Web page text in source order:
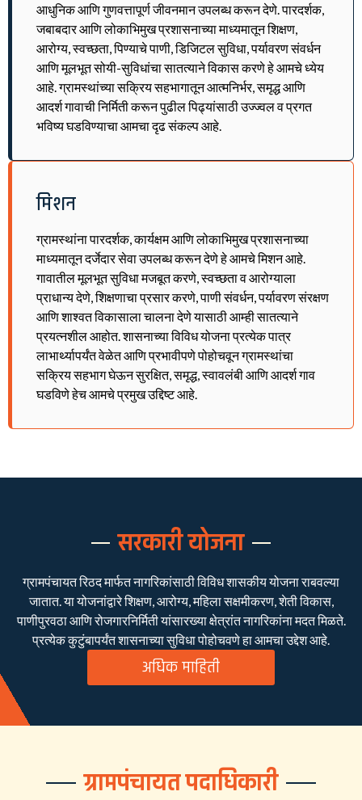
आधुनिक आणि गुणवत्तापूर्ण जीवनमान उपलब्ध करून देणे. पारदर्शक,
जबाबदार आणि लोकाभिमुख प्रशासनाच्या माध्यमातून शिक्षण,
आरोग्य, स्वच्छता, पिण्याचे पाणी, डिजिटल सुविधा, पर्यावरण संवर्धन
आणि मूलभूत सोयी-सुविधांचा सातत्याने विकास करणे हे आमचे ध्येय
आहे. ग्रामस्थांच्या सक्रिय सहभागातून आत्मनिर्भर, समृद्ध आणि
आदर्श गावाची निर्मिती करून पुढील पिढ्यांसाठी उज्ज्वल व प्रगत
भविष्य घडविण्याचा आमचा दृढ संकल्प आहे.
मिशन
ग्रामस्थांना पारदर्शक, कार्यक्षम आणि लोकाभिमुख प्रशासनाच्या
माध्यमातून दर्जेदार सेवा उपलब्ध करून देणे हे आमचे मिशन आहे.
गावातील मूलभूत सुविधा मजबूत करणे, स्वच्छता व आरोग्याला
प्राधान्य देणे, शिक्षणाचा प्रसार करणे, पाणी संवर्धन, पर्यावरण संरक्षण
आणि शाश्वत विकासाला चालना देणे यासाठी आम्ही सातत्याने
प्रयत्नशील आहोत. शासनाच्या विविध योजना प्रत्येक पात्र
लाभार्थ्यापर्यंत वेळेत आणि प्रभावीपणे पोहोचवून ग्रामस्थांचा
सक्रिय सहभाग घेऊन सुरक्षित, समृद्ध, स्वावलंबी आणि आदर्श गाव
घडविणे हेच आमचे प्रमुख उद्दिष्ट आहे.
सरकारी योजना
ग्रामपंचायत रिठद मार्फत नागरिकांसाठी विविध शासकीय योजना राबवल्या
जातात. या योजनांद्वारे शिक्षण, आरोग्य, महिला सक्षमीकरण, शेती विकास,
पाणीपुरवठा आणि रोजगारनिर्मिती यांसारख्या क्षेत्रांत नागरिकांना मदत मिळते.
प्रत्येक कुटुंबापर्यंत शासनाच्या सुविधा पोहोचवणे हा आमचा उद्देश आहे.
अधिक माहिती
ग्रामपंचायत पदाधिकारी